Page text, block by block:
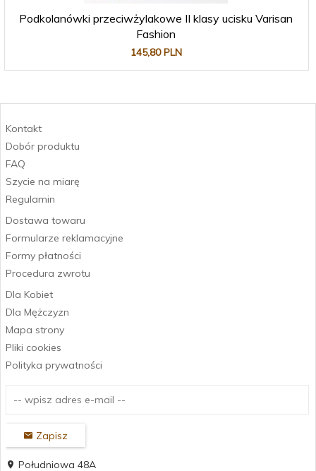
Podkolanówki przeciwżylakowe II klasy ucisku Varisan
Fashion
145,80 PLN
Kontakt
Dobór produktu
FAQ
Szycie na miarę
Regulamin
Dostawa towaru
Formularze reklamacyjne
Formy płatności
Procedura zwrotu
Dla Kobiet
Dla Mężczyzn
Mapa strony
Pliki cookies
Polityka prywatności
Zapisz
Południowa 48A